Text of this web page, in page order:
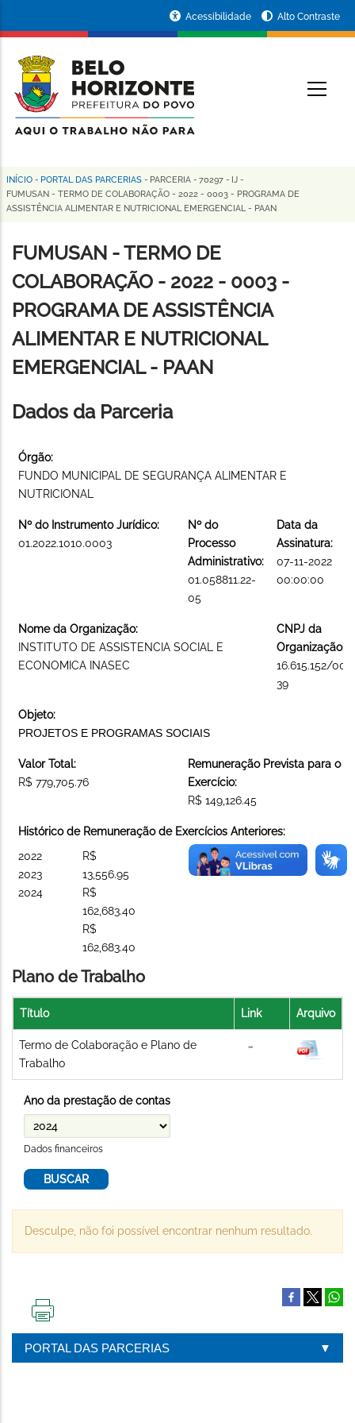
conteúdo
principal
da
Prefeitura
de
Horizonte
Acessibilidade Alto Contraste
Trilha
de
navegação
INÍCIO - PORTAL DAS PARCERIAS - PARCERIA - 70297 - IJ -
FUMUSAN - TERMO DE COLABORAÇÃO - 2022 - 0003 - PROGRAMA DE
ASSISTÊNCIA ALIMENTAR E NUTRICIONAL EMERGENCIAL - PAAN
FUMUSAN - TERMO DE
COLABORAÇÃO - 2022 - 0003 -
PROGRAMA DE ASSISTÊNCIA
ALIMENTAR E NUTRICIONAL
EMERGENCIAL - PAAN
Dados da Parceria
Órgão:
FUNDO MUNICIPAL DE SEGURANÇA ALIMENTAR E
NUTRICIONAL
Nº do Instrumento Jurídico:
01.2022.1010.0003
Nº do
Processo
Administrativo:
01.058811.22-
05
Data da
Assinatura:
07-11-2022
00:00:00
Nome da Organização:
INSTITUTO DE ASSISTENCIA SOCIAL E
ECONOMICA INASEC
CNPJ da
Organização:
16.615.152/
39
Objeto:
PROJETOS E PROGRAMAS SOCIAIS
Valor Total:
R$ 779,705.76
Remuneração Prevista para o
Exercício:
R$ 149,126.45
Histórico de Remuneração de Exercícios Anteriores:
2022
2023
2024
R$
13,556.95
R$
162,683.40
R$
162,683.40
Plano de Trabalho
Título Link Arquivo
Termo de Colaboração e Plano de
Trabalho
Ano da prestação de contas
Dados financeiros
Desculpe, não foi possível encontrar nenhum resultado.
PÁGINA
PORTAL DAS PARCERIAS